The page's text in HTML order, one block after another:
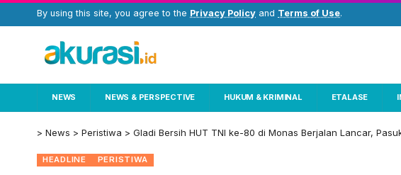
By using this site, you agree to the Privacy Policy and Terms of Use.
NEWS NEWS & PERSPECTIVE HUKUM & KRIMINAL ETALASE
> News > Peristiwa > Gladi Bersih HUT TNI ke-80 di Monas Berjalan Lancar,
HEADLINE PERISTIWA